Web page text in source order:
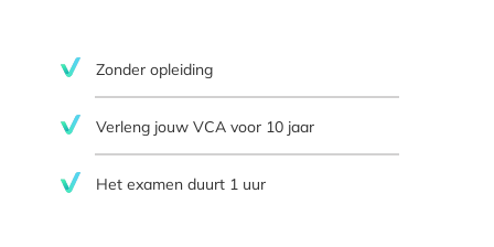
Zonder opleiding
Verleng jouw VCA voor 10 jaar
Het examen duurt 1 uur